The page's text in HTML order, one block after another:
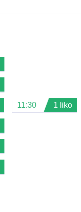
11:30 1 liko